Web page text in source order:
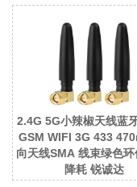
2.4G 5G小辣椒天线蓝
GSM WIFI 3G 433
向天线SMA 线束绿色
降耗 锐诚达